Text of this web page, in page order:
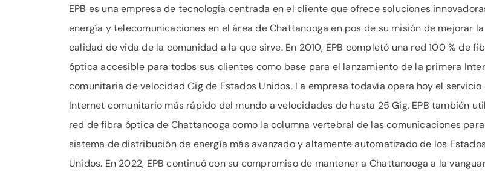
EPB es una empresa de tecnología centrada en el cliente que ofrece soluciones
energía y telecomunicaciones en el área de Chattanooga en pos de su misión de mejorar la
calidad de vida de la comunidad a la que sirve. En 2010, EPB completó una red 100 % de
óptica accesible para todos sus clientes como base para el lanzamiento de la primera
comunitaria de velocidad Gig de Estados Unidos. La empresa todavía opera hoy el servicio
Internet comunitario más rápido del mundo a velocidades de hasta 25 Gig. EPB también
red de fibra óptica de Chattanooga como la columna vertebral de las comunicaciones
sistema de distribución de energía más avanzado y altamente automatizado de los
Unidos. En 2022, EPB continuó con su compromiso de mantener a Chattanooga a la